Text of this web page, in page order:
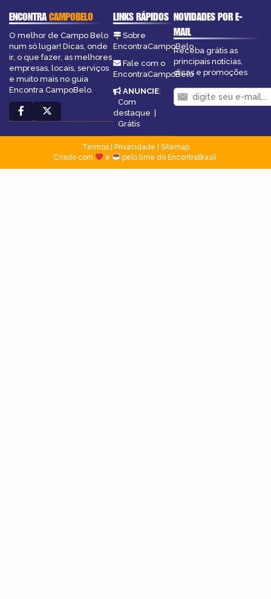
ENCONTRACAMPOBELO
O melhor de Campo Belo
num só lugar! Dicas, onde
ir, o que fazer, as melhores
empresas, locais, serviços
e muito mais no guia
Encontra CampoBelo.
LINKS RÁPIDOS
Sobre
EncontraCampoBelo
Fale com o
EncontraCampoBelo
ANUNCIE:
Com
destaque |
Grátis
NOVIDADES POR E-
MAIL
Receba grátis as
principais notícias,
dicas e promoções
Termos| Privacidade
Sitemap
Criado com
e pelo time do EncontraBrasil